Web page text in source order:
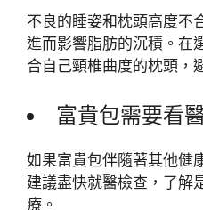
不良的睡姿和枕頭高度不
進而影響脂肪的沉積。在
合自己頸椎曲度的枕頭，
富貴包需要看
如果富貴包伴隨著其他健
建議盡快就醫檢查，了解
療。